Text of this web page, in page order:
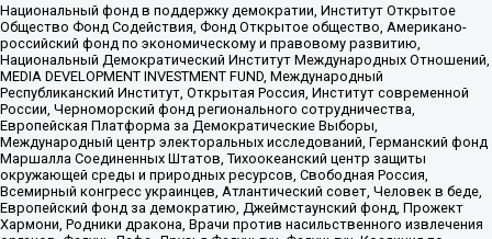
Национальный фонд в поддержку демократии, Институт Открытое
Общество Фонд Содействия, Фонд Открытое общество, Американо-
российский фонд по экономическому и правовому развитию,
Национальный Демократический Институт Международных Отношений,
MEDIA DEVELOPMENT INVESTMENT FUND, Международный
Республиканский Институт, Открытая Россия, Институт современной
России, Черноморский фонд регионального сотрудничества,
Европейская Платформа за Демократические Выборы,
Международный центр электоральных исследований, Германский фонд
Маршалла Соединенных Штатов, Тихоокеанский центр защиты
окружающей среды и природных ресурсов, Свободная Россия,
Всемирный конгресс украинцев, Атлантический совет, Человек в беде,
Европейский фонд за демократию, Джеймстаунский фонд, Прожект
Хармони, Родники дракона, Врачи против насильственного извлечения